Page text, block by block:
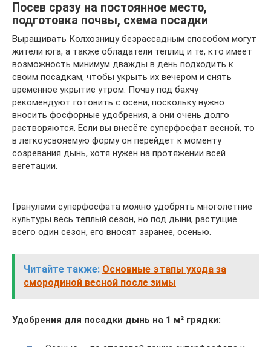
Посев сразу на постоянное место,
подготовка почвы, схема посадки
Выращивать Колхозницу безрассадным способом могут
жители юга, а также обладатели теплиц и те, кто имеет
возможность минимум дважды в день подходить к
своим посадкам, чтобы укрыть их вечером и снять
временное укрытие утром. Почву под бахчу
рекомендуют готовить с осени, поскольку нужно
вносить фосфорные удобрения, а они очень долго
растворяются. Если вы внесёте суперфосфат весной, то
в легкоусвояемую форму он перейдёт к моменту
созревания дынь, хотя нужен на протяжении всей
вегетации.
Гранулами суперфосфата можно удобрять многолетние
культуры весь тёплый сезон, но под дыни, растущие
всего один сезон, его вносят заранее, осенью.
Читайте также: Основные этапы ухода за
смородиной весной после зимы
Удобрения для посадки дынь на 1 м² грядки: